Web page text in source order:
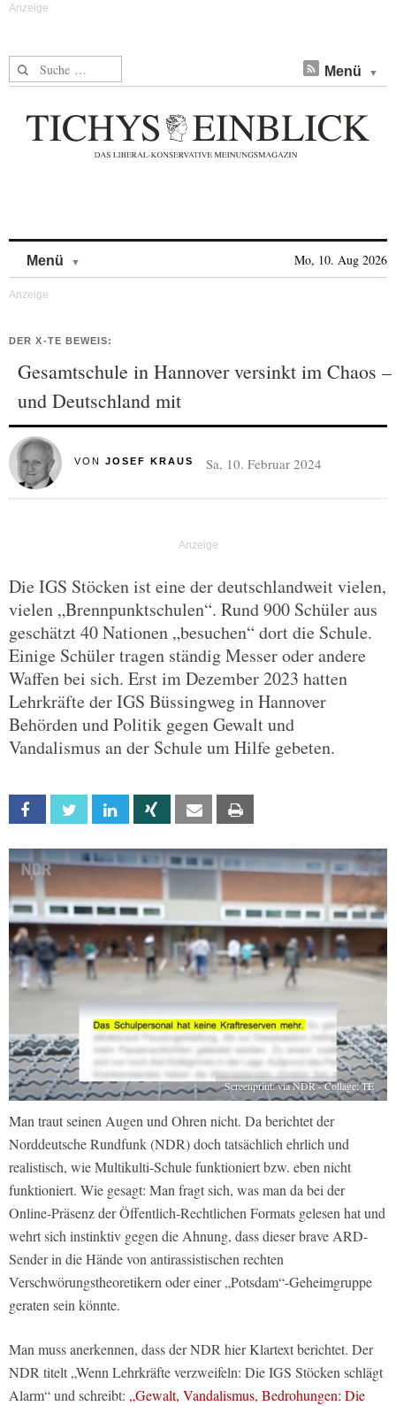
Suche nach: Menü
Menü Mo, 10. Aug 2026
DER X-TE BEWEIS:
Gesamtschule in Hannover versinkt im Chaos –
und Deutschland mit
VON JOSEF KRAUS Sa, 10. Februar 2024
Die IGS Stöcken ist eine der deutschlandweit vielen,
vielen „Brennpunktschulen“. Rund 900 Schüler aus
geschätzt 40 Nationen „besuchen“ dort die Schule.
Einige Schüler tragen ständig Messer oder andere
Waffen bei sich. Erst im Dezember 2023 hatten
Lehrkräfte der IGS Büssingweg in Hannover
Behörden und Politik gegen Gewalt und
Vandalismus an der Schule um Hilfe gebeten.
Facebook Twitter Linkedin Xing Email
Screenprint: via NDR - Collage: TE
Man traut seinen Augen und Ohren nicht. Da berichtet der
Norddeutsche Rundfunk (NDR) doch tatsächlich ehrlich und
realistisch, wie Multikulti-Schule funktioniert bzw. eben nicht
funktioniert. Wie gesagt: Man fragt sich, was man da bei der
Online-Präsenz der Öffentlich-Rechtlichen Formats gelesen hat und
wehrt sich instinktiv gegen die Ahnung, dass dieser brave ARD-
Sender in die Hände von antirassistischen rechten
Verschwörungstheoretikern oder einer „Potsdam“-Geheimgruppe
geraten sein könnte.
Man muss anerkennen, dass der NDR hier Klartext berichtet. Der
NDR titelt „Wenn Lehrkräfte verzweifeln: Die IGS Stöcken schlägt
Alarm“ und schreibt: „Gewalt, Vandalismus, Bedrohungen: Die